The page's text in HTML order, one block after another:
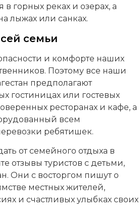
в горных реках и озерах, а
лыжах или санках.
семьи
и комфорте наших
Поэтому все наши
предполагают
гостиницах или гостевых
ресторанах и кафе, а
всем
ребятишек.
от семейного отдыха в
отзывы туристов с детьми,
Они с восторгом пишут о
местных жителей,
и счастливых улыбках своих